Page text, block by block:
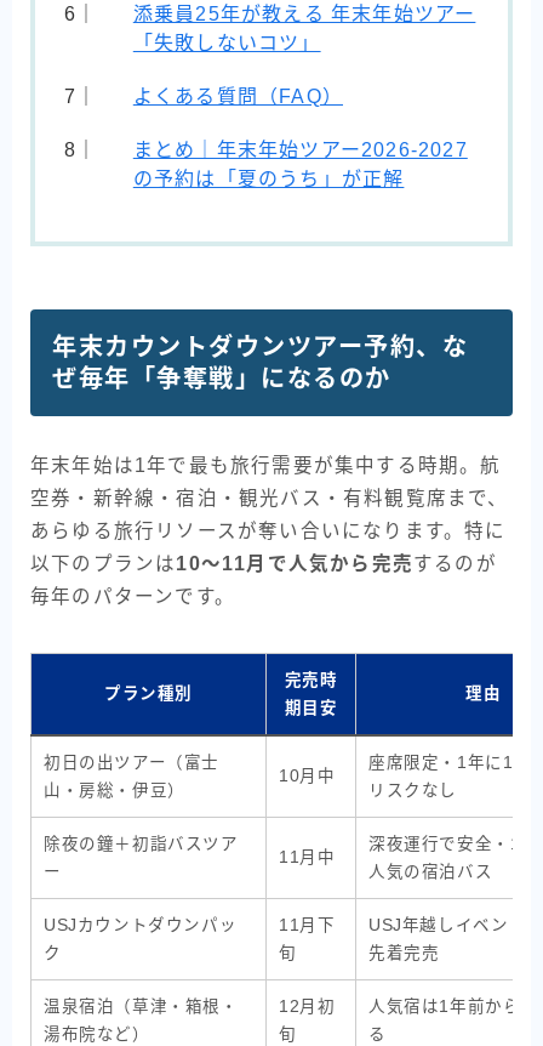
添乗員25年が教える 年末年始ツアー
「失敗しないコツ」
よくある質問（FAQ）
まとめ｜年末年始ツアー2026-2027
の予約は「夏のうち」が正解
年末カウントダウンツアー予約、な
ぜ毎年「争奪戦」になるのか
年末年始は1年で最も旅行需要が集中する時期。航
空券・新幹線・宿泊・観光バス・有料観覧席まで、
あらゆる旅行リソースが奪い合いになります。特に
以下のプランは10〜11月で人気から完売するのが
毎年のパターンです。
プラン種別
完売時
期目安
理由
初日の出ツアー（富士
山・房総・伊豆）
10月中
座席限定・1年に1回
リスクなし
除夜の鐘＋初詣バスツア
ー
11月中
深夜運行で安全・1年
人気の宿泊バス
USJカウントダウンパッ
ク
11月下
旬
USJ年越しイベント
先着完売
温泉宿泊（草津・箱根・
湯布院など）
12月初
旬
人気宿は1年前から予
る